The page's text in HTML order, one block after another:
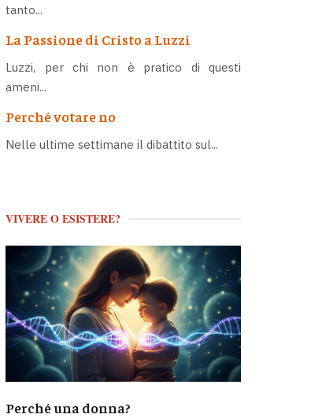
tanto...
La Passione di Cristo a Luzzi
Luzzi, per chi non è pratico di questi
ameni...
Perché votare no
Nelle ultime settimane il dibattito sul...
VIVERE O ESISTERE?
Perché una donna?